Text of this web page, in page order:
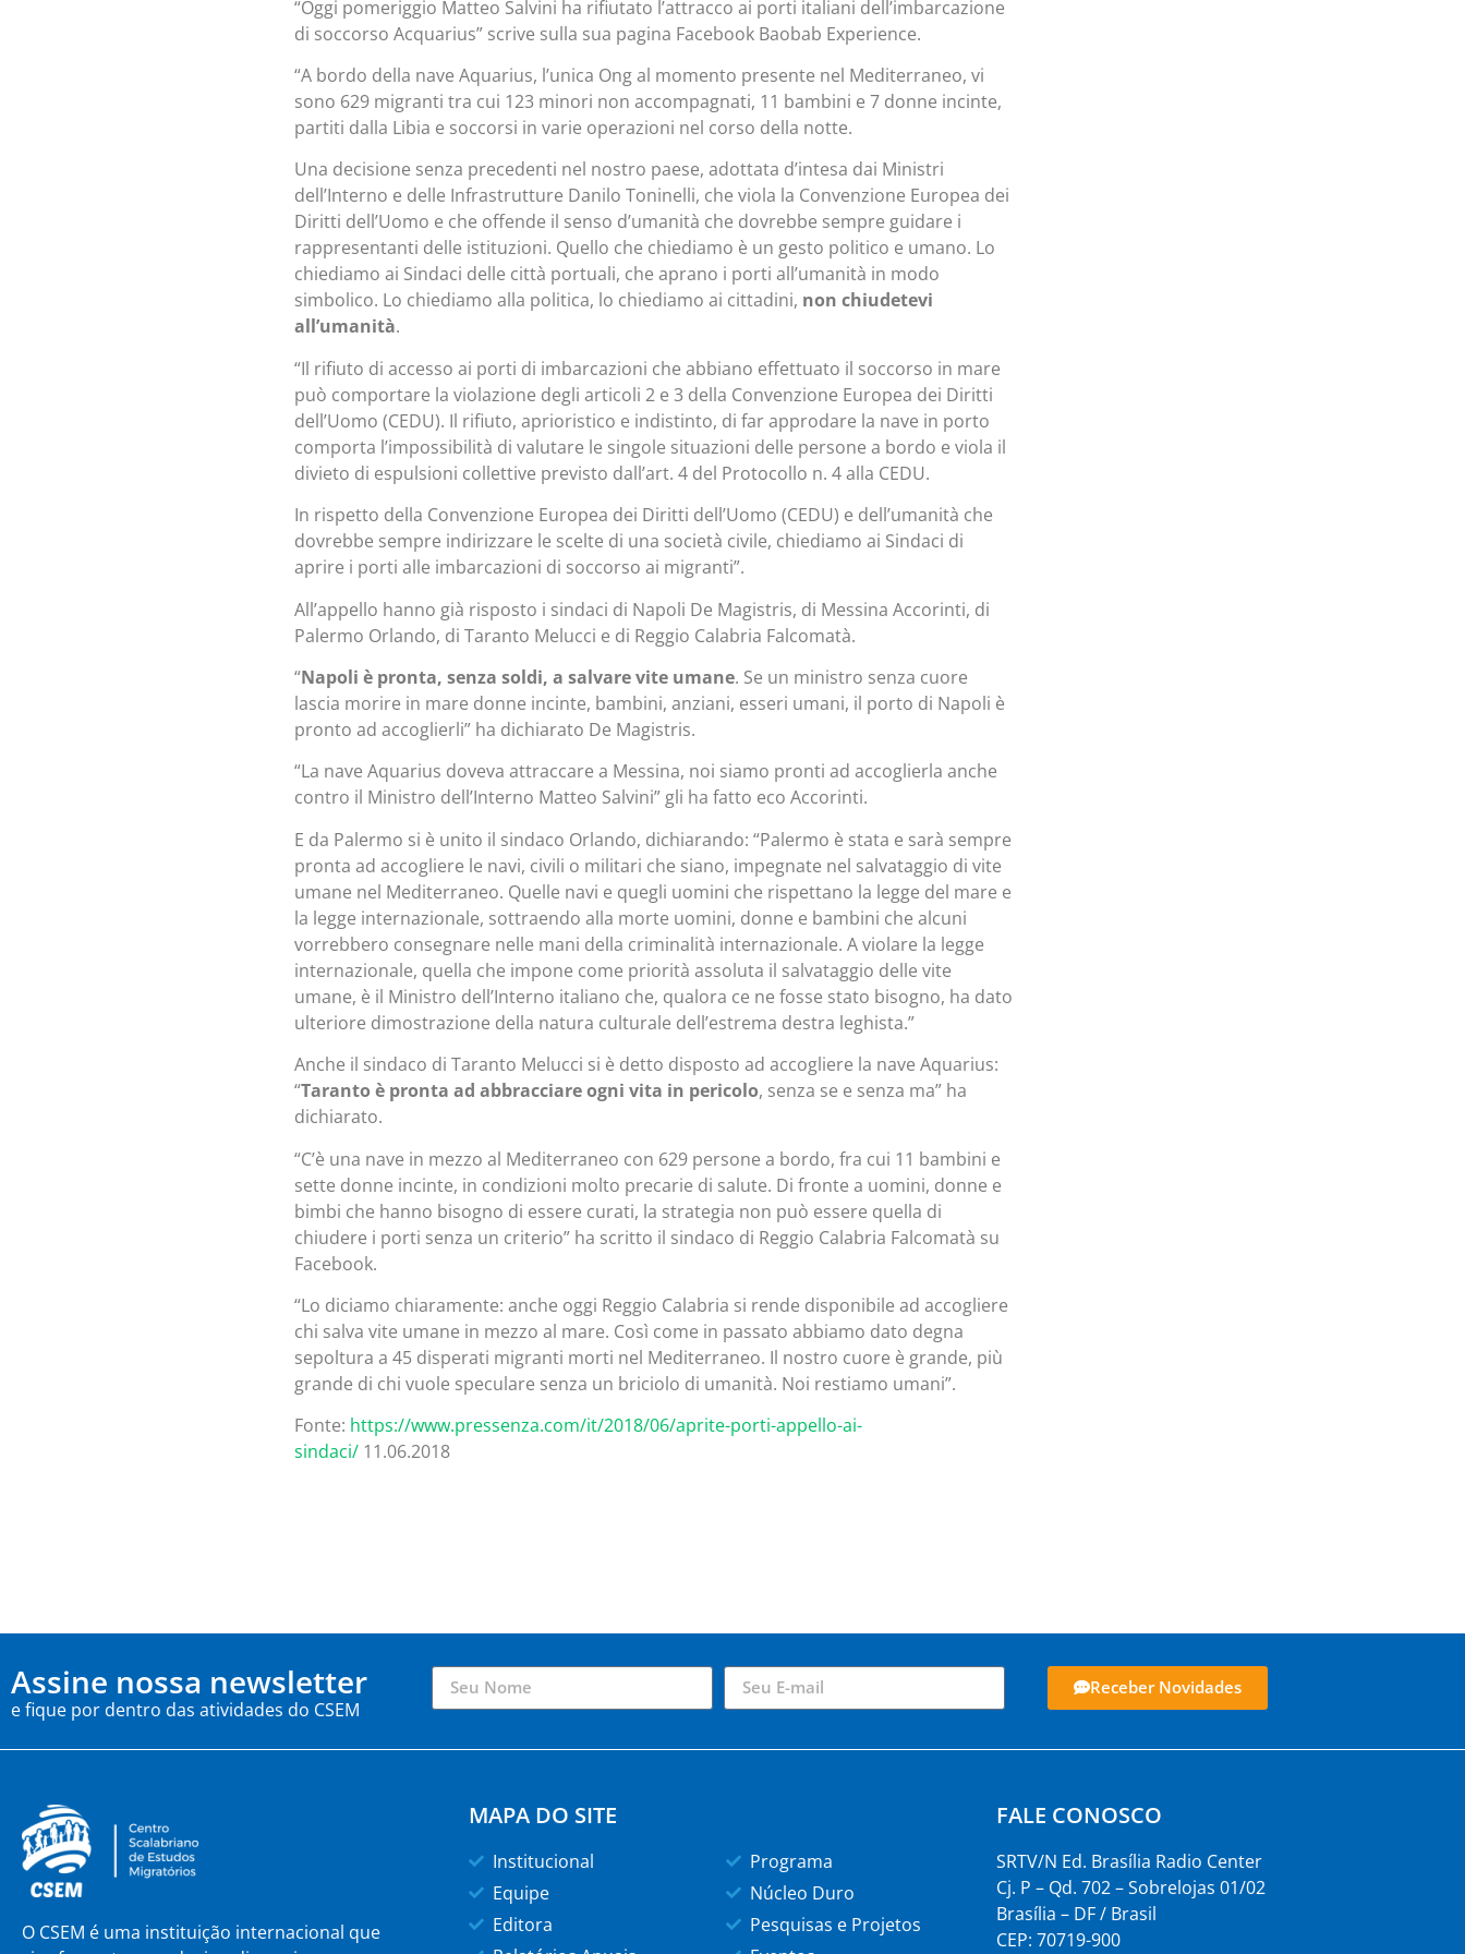
“Oggi pomeriggio Matteo Salvini ha rifiutato l’attracco ai porti italiani dell’imbarcazione
di soccorso Acquarius” scrive sulla sua pagina Facebook Baobab Experience.
“A bordo della nave Aquarius, l’unica Ong al momento presente nel Mediterraneo, vi
sono 629 migranti tra cui 123 minori non accompagnati, 11 bambini e 7 donne incinte,
partiti dalla Libia e soccorsi in varie operazioni nel corso della notte.
Una decisione senza precedenti nel nostro paese, adottata d’intesa dai Ministri
dell’Interno e delle Infrastrutture Danilo Toninelli, che viola la Convenzione Europea dei
Diritti dell’Uomo e che offende il senso d’umanità che dovrebbe sempre guidare i
rappresentanti delle istituzioni. Quello che chiediamo è un gesto politico e umano. Lo
chiediamo ai Sindaci delle città portuali, che aprano i porti all’umanità in modo
simbolico. Lo chiediamo alla politica, lo chiediamo ai cittadini, non chiudetevi
all’umanità.
“Il rifiuto di accesso ai porti di imbarcazioni che abbiano effettuato il soccorso in mare
può comportare la violazione degli articoli 2 e 3 della Convenzione Europea dei Diritti
dell’Uomo (CEDU). Il rifiuto, aprioristico e indistinto, di far approdare la nave in porto
comporta l’impossibilità di valutare le singole situazioni delle persone a bordo e viola il
divieto di espulsioni collettive previsto dall’art. 4 del Protocollo n. 4 alla CEDU.
In rispetto della Convenzione Europea dei Diritti dell’Uomo (CEDU) e dell’umanità che
dovrebbe sempre indirizzare le scelte di una società civile, chiediamo ai Sindaci di
aprire i porti alle imbarcazioni di soccorso ai migranti”.
All’appello hanno già risposto i sindaci di Napoli De Magistris, di Messina Accorinti, di
Palermo Orlando, di Taranto Melucci e di Reggio Calabria Falcomatà.
“Napoli è pronta, senza soldi, a salvare vite umane. Se un ministro senza cuore
lascia morire in mare donne incinte, bambini, anziani, esseri umani, il porto di Napoli è
pronto ad accoglierli” ha dichiarato De Magistris.
“La nave Aquarius doveva attraccare a Messina, noi siamo pronti ad accoglierla anche
contro il Ministro dell’Interno Matteo Salvini” gli ha fatto eco Accorinti.
E da Palermo si è unito il sindaco Orlando, dichiarando: “Palermo è stata e sarà sempre
pronta ad accogliere le navi, civili o militari che siano, impegnate nel salvataggio di vite
umane nel Mediterraneo. Quelle navi e quegli uomini che rispettano la legge del mare e
la legge internazionale, sottraendo alla morte uomini, donne e bambini che alcuni
vorrebbero consegnare nelle mani della criminalità internazionale. A violare la legge
internazionale, quella che impone come priorità assoluta il salvataggio delle vite
umane, è il Ministro dell’Interno italiano che, qualora ce ne fosse stato bisogno, ha dato
ulteriore dimostrazione della natura culturale dell’estrema destra leghista.”
Anche il sindaco di Taranto Melucci si è detto disposto ad accogliere la nave Aquarius:
“Taranto è pronta ad abbracciare ogni vita in pericolo, senza se e senza ma” ha
dichiarato.
“C’è una nave in mezzo al Mediterraneo con 629 persone a bordo, fra cui 11 bambini e
sette donne incinte, in condizioni molto precarie di salute. Di fronte a uomini, donne e
bimbi che hanno bisogno di essere curati, la strategia non può essere quella di
chiudere i porti senza un criterio” ha scritto il sindaco di Reggio Calabria Falcomatà su
Facebook.
“Lo diciamo chiaramente: anche oggi Reggio Calabria si rende disponibile ad accogliere
chi salva vite umane in mezzo al mare. Così come in passato abbiamo dato degna
sepoltura a 45 disperati migranti morti nel Mediterraneo. Il nostro cuore è grande, più
grande di chi vuole speculare senza un briciolo di umanità. Noi restiamo umani”.
Fonte: https://www.pressenza.com/it/2018/06/aprite-porti-appello-ai-
sindaci/ 11.06.2018
Assine nossa newsletter
e fique por dentro das atividades do CSEM
Receber Novidades
O CSEM é uma instituição internacional que
MAPA DO SITE
Institucional
Equipe
Editora
Programa
Núcleo Duro
Pesquisas e Projetos
FALE CONOSCO
SRTV/N Ed. Brasília Radio Center
Cj. P – Qd. 702 – Sobrelojas 01/02
Brasília – DF / Brasil
CEP: 70719-900